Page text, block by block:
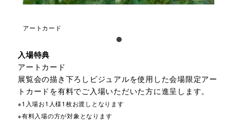
アートカード
入場特典
アートカード
展覧会の描き下ろしビジュアルを使用した会場限定アー
トカードを有料でご入場いただいた方に進呈します。
※1入場お1人様1枚お渡しとなります
※有料入場の方が対象となります